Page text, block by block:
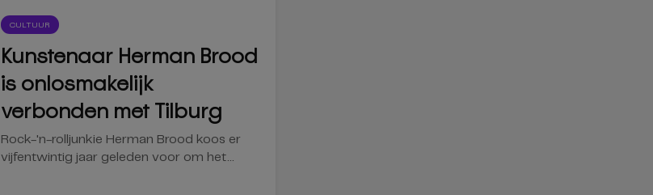
CULTUUR
Kunstenaar Herman Brood
is onlosmakelijk
verbonden met Tilburg
Rock-'n-rolljunkie Herman Brood koos er
vijfentwintig jaar geleden voor om het...